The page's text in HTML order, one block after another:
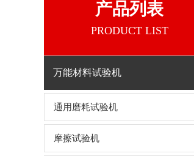
产品列表
PRODUCT LIST
万能材料试验机
通用磨耗试验机
摩擦试验机